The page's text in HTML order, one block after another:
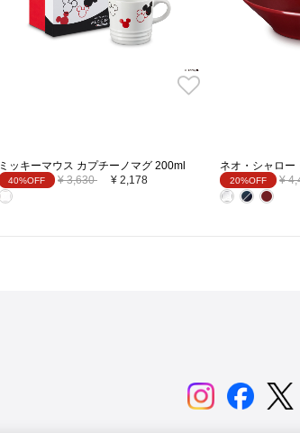
ミッキーマウス カプチーノマグ 200ml
40%OFF Price reduced from
¥ 3,630to ¥ 2,178
ネオ・シャロー
20%OFF ¥